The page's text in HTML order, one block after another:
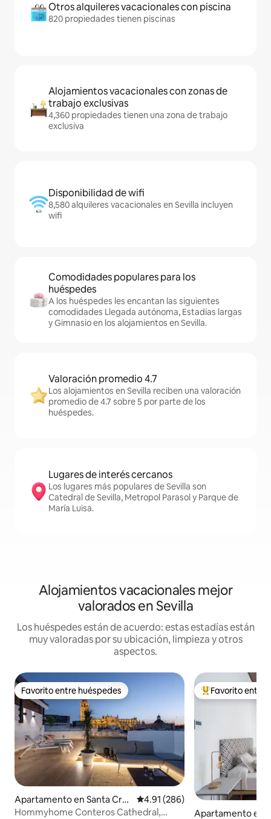
Otros alquileres vacacionales con piscina
820 propiedades tienen piscinas
Alojamientos vacacionales con zonas de
trabajo exclusivas
4,360 propiedades tienen una zona de trabajo
exclusiva
Disponibilidad de wifi
8,580 alquileres vacacionales en Sevilla incluyen
wifi
Comodidades populares para los
huéspedes
A los huéspedes les encantan las siguientes
comodidades Llegada autónoma, Estadías largas
y Gimnasio en los alojamientos en Sevilla.
Valoración promedio 4.7
Los alojamientos en Sevilla reciben una valoración
promedio de 4.7 sobre 5 por parte de los
huéspedes.
Lugares de interés cercanos
Los lugares más populares de Sevilla son
Catedral de Sevilla, Metropol Parasol y Parque de
María Luisa.
Alojamientos vacacionales mejor
valorados en Sevilla
Los huéspedes están de acuerdo: estas estadías están
muy valoradas por su ubicación, limpieza y otros
aspectos.
Favorito entre huéspedes
Favorito entre huéspedes
Apartamento en Santa Cru
z
Calificación promedio: 4.91 de
4.91 (286)
Hommyhome Conteros Cathedral,
Favorito entre
Favorito entre
Apartamento en